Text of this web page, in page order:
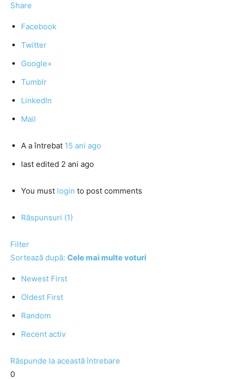
Share
Facebook
Twitter
Google+
Tumblr
LinkedIn
Mail
A a întrebat 15 ani ago
last edited 2 ani ago
You must login to post comments
Răspunsuri (1)
Filter
Sortează după: Cele mai multe voturi
Newest First
Oldest First
Random
Recent activ
Răspunde la această întrebare
0